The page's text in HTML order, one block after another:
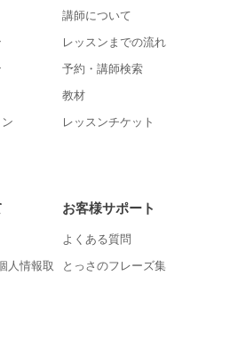
講師について
レッスンまでの流れ
予約・講師検索
教材
レッスンチケット
人情報取
お客様サポート
よくある質問
とっさのフレーズ集